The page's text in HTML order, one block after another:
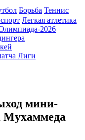
Борьба Теннис
Легкая атлетика
2026
Лиги
мини-
Мухаммеда